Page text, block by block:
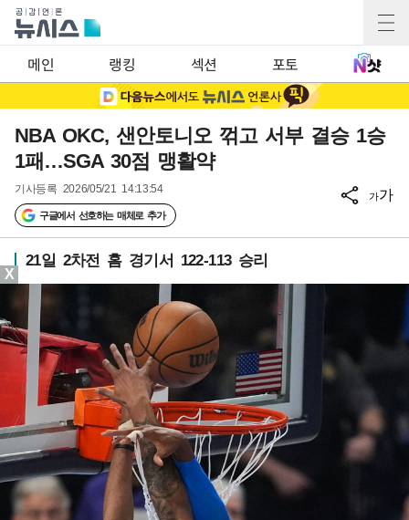
메인 랭킹 섹션 포토
NBA OKC, 샌안토니오 꺾고 서부 결승 1승
1패…SGA 30점 맹활약
기사등록 2026/05/21 14:13:54
구글에서 선호하는 매체로 추가
가가
21일 2차전 홈 경기서 122-113 승리
X